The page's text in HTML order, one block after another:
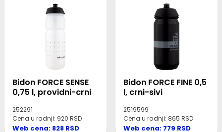
Bidon FORCE SENSE
0,75 l, providni-crni
252291
Cena u radnji: 920 RSD
Web cena: 828 RSD
Bidon FORCE FINE 0,5
l, crni-sivi
2519599
Cena u radnji: 865 RSD
Web cena: 779 RSD